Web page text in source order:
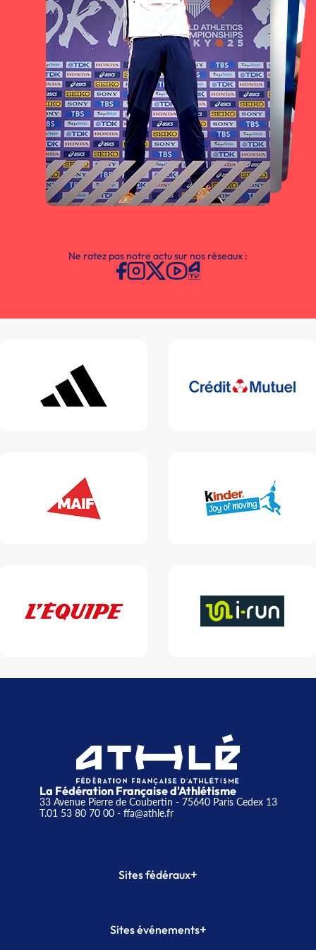
Ne ratez pas notre actu sur nos réseaux :
La Fédération Française d'Athlétisme
33 Avenue Pierre de Coubertin - 75640 Paris Cedex 13
T.01 53 80 70 00- ffa@athle.fr
Sites fédéraux+
Plateforme Formation
Sites événements+